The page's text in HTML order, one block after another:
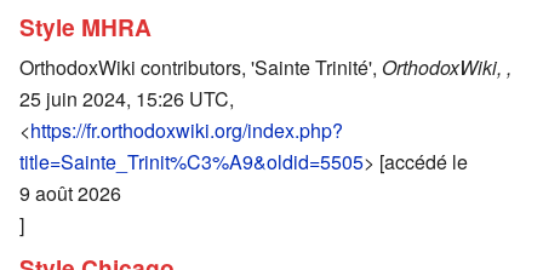
Style MHRA
OrthodoxWiki contributors, 'Sainte Trinité', OrthodoxWiki, ,
25 juin 2024, 15:26 UTC,
<https://fr.orthodoxwiki.org/index.php?
title=Sainte_Trinit%C3%A9&oldid=5505> [accédé le
9 août 2026
]